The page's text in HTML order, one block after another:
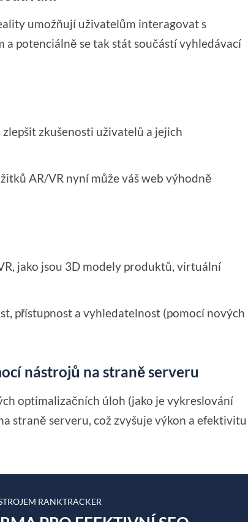
umožňují uživatelům interagovat s
potenciálně se tak stát součástí vyhledávací
zkušenosti uživatelů a jejich
AR/VR nyní může váš web výhodně
jako jsou 3D modely produktů, virtuální
přístupnost a vyhledatelnost (pomocí nových
nástrojů na straně serveru
optimalizačních úloh (jako je vykreslování
straně serveru, což zvyšuje výkon a efektivitu
RANKTRACKER